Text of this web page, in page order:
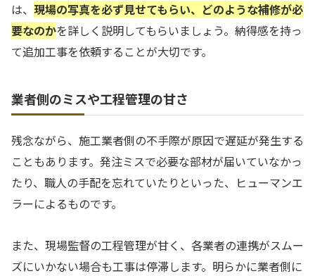
は、 現場の写真を必ず見せてもらい、どのような補修が必
要なのかを詳しく説明してもらいましょう。納得感を持っ
て追加工事を依頼することが大切です。
業者側のミスや工程管理の甘さ
残念ながら、施工業者側の不手際が原因で遅延が発生する
こともあります。発注ミスで必要な部材が届いていなかっ
たり、職人の手配を忘れていたりといった、ヒューマンエ
ラーによるものです。
また、現場監督の工程管理が甘く、各業者の連携がスムー
ズにいかない場合も工事は停滞します。明らかに業者側に